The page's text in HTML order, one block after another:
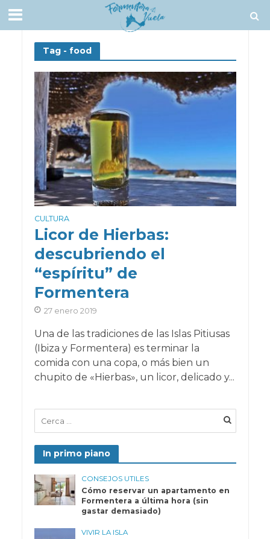
Tag - food
CULTURA
Licor de Hierbas:
descubriendo el
“espíritu” de
Formentera
27 enero 2019
Una de las tradiciones de las Islas Pitiusas
(Ibiza y Formentera) es terminar la
comida con una copa, o más bien un
chupito de «Hierbas», un licor, delicado y...
In primo piano
CONSEJOS UTILES
Cómo reservar un apartamento en
Formentera a última hora (sin
gastar demasiado)
VIVIR LA ISLA